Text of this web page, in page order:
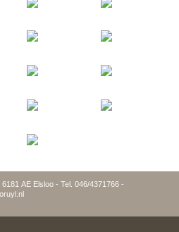
AE Elsloo - Tel. 046/4371766 -